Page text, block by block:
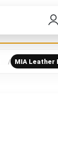
MIA Leather